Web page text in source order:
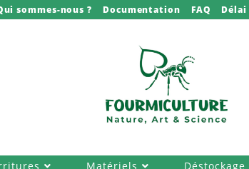
sommes-nous ? Documentation FAQ
Matériels